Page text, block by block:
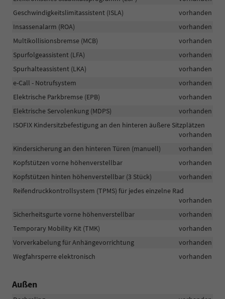
Geschwindigkeitslimitassistent (ISLA)
vorhanden
Insassenalarm (ROA)
vorhanden
Multikollisionsbremse (MCB)
vorhanden
Spurfolgeassistent (LFA)
vorhanden
Spurhalteassistent (LKA)
vorhanden
e-Call - Notrufsystem
vorhanden
Elektrische Parkbremse (EPB)
vorhanden
Elektrische Servolenkung (MDPS)
vorhanden
ISOFIX Kindersitzbefestigung an den hinteren äußere Sitzplätzen
vorhanden
Kindersicherung an den hinteren Türen (manuell)
vorhanden
Kopfstützen vorne höhenverstellbar
vorhanden
Kopfstützen hinten höhenverstellbar (3 Stück)
vorhanden
Reifendruckkontrollsystem (TPMS) für jedes einzelne Rad
vorhanden
Sicherheitsgurte vorne höhenverstellbar
vorhanden
Temporary Mobility Kit (TMK)
vorhanden
Vorverkabelung für Anhängevorrichtung
vorhanden
Wegfahrsperre elektronisch
vorhanden
Außen